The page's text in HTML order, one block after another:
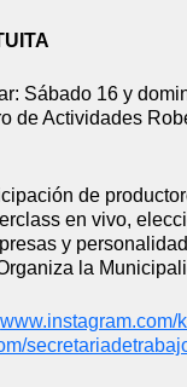
Sábado 16 y
de Actividades
de
en vivo,
y
la
www.instagram.com/